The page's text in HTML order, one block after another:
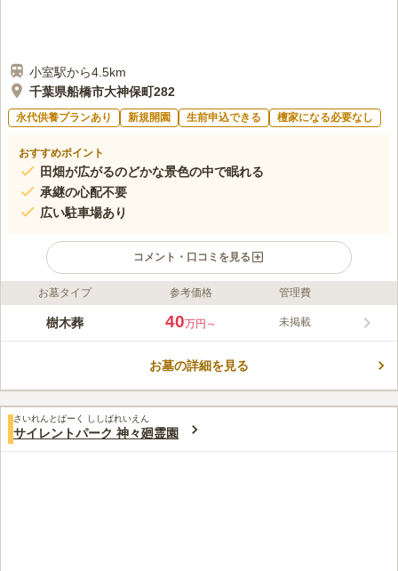
小室駅から4.5km
千葉県船橋市大神保町282
永代供養プランあり 新規開園 生前申込できる 檀家になる必要なし
おすすめポイント
田畑が広がるのどかな景色の中で眠れる
承継の心配不要
広い駐車場あり
コメント・口コミを見る
ライフドット編集部のコメント
船橋市大神保町にある西福寺境内に、樹木葬「船橋白井慈しみ
にはたくさんの花立があり、他のお墓参りの方と一緒に手を合わ
口コミ評価
この霊園はまだ誰からも評価されていません。
お墓タイプ 参考価格 管理費
樹木葬 40万円～ 未掲載
お墓の詳細を見る
さいれんとぱーく ししばれいえん
サイレントパーク 神々廻霊園